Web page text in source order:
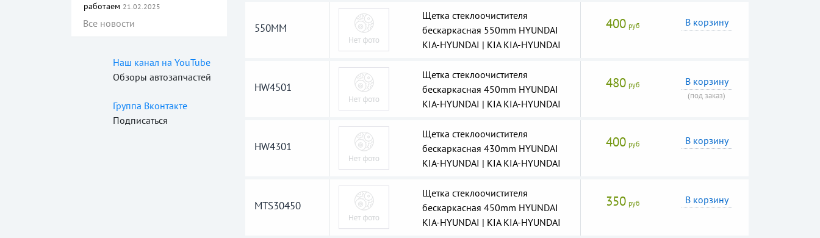
работаем 21.02.2025
Все новости
Наш канал на YouTube
Обзоры автозапчастей
Группа Вконтакте
Подписаться
550MM
Щетка стеклоочистителя
бескаркасная 550mm HYUNDAI
KIA-HYUNDAI | KIA KIA-HYUNDAI
400 руб В корзину
HW4501
Щетка стеклоочистителя
бескаркасная 450mm HYUNDAI
KIA-HYUNDAI | KIA KIA-HYUNDAI
480 руб В корзину
(под заказ)
HW4301
Щетка стеклоочистителя
бескаркасная 430mm HYUNDAI
KIA-HYUNDAI | KIA KIA-HYUNDAI
400 руб В корзину
MTS30450
Щетка стеклоочистителя
бескаркасная 450mm HYUNDAI
KIA-HYUNDAI | KIA KIA-HYUNDAI
350 руб В корзину